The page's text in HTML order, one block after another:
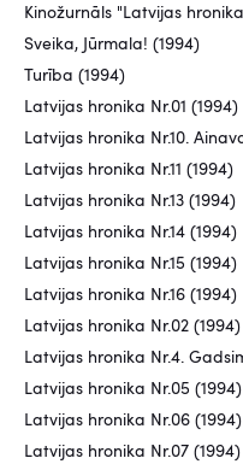
Kinožurnāls "Latvijas
Sveika, Jūrmala! (1994)
Turība (1994)
Latvijas hronika Nr.01 (1994)
Latvijas hronika Nr.10.
Latvijas hronika Nr.11 (1994)
Latvijas hronika Nr.13 (1994)
Latvijas hronika Nr.14 (1994)
Latvijas hronika Nr.15 (1994)
Latvijas hronika Nr.16 (1994)
Latvijas hronika Nr.02 (1994)
Latvijas hronika Nr.4.
Latvijas hronika Nr.05 (1994)
Latvijas hronika Nr.06 (1994)
Latvijas hronika Nr.07 (1994)